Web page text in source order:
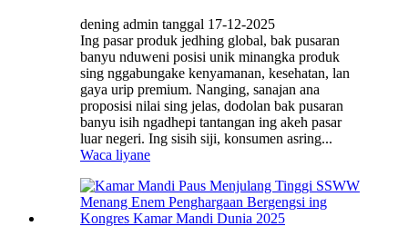
dening admin tanggal 17-12-2025
Ing pasar produk jedhing global, bak pusaran
banyu nduweni posisi unik minangka produk
sing nggabungake kenyamanan, kesehatan, lan
gaya urip premium. Nanging, sanajan ana
proposisi nilai sing jelas, dodolan bak pusaran
banyu isih ngadhepi tantangan ing akeh pasar
luar negeri. Ing sisih siji, konsumen asring...
Waca liyane